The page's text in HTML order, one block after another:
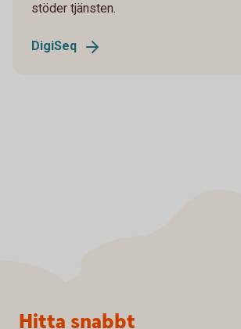
stöder tjänsten.
DigiSeq
Sidfot
Hitta snabbt